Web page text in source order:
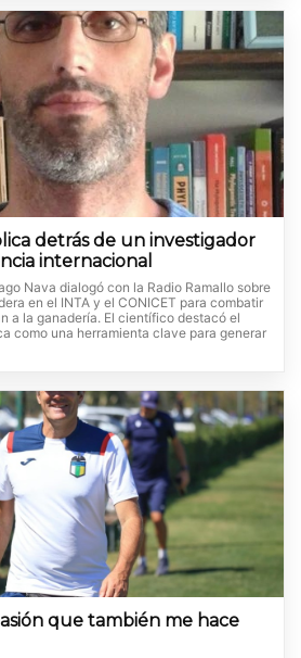
detrás de un investigador
internacional
Nava dialogó con la Radio Ramallo sobre
en el INTA y el CONICET para combatir
a la ganadería. El científico destacó el
como una herramienta clave para generar
que también me hace